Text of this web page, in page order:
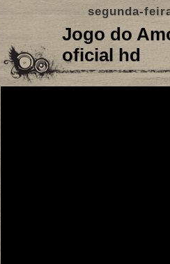
segunda-
Jogo do
oficial hd